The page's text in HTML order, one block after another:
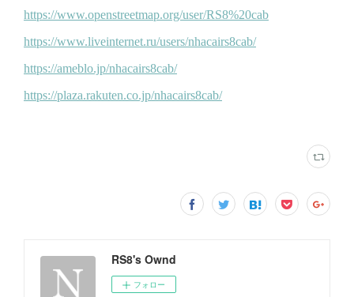
RS8's Ownd
フォロー